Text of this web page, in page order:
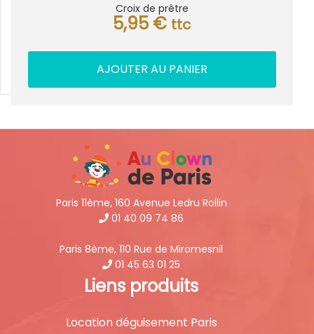
Croix de prêtre
5,95 € ttc
AJOUTER AU PANIER
Paris 11ème, 160 Avenue Ledru Rollin
01 40 09 74 86
Paris 8ème, 110 Rue de Miromesnil
01 45 63 01 25
Liens produits
Location déguisement Paris